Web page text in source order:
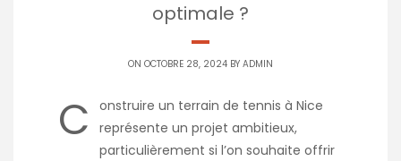
optimale ?
ON OCTOBRE 28, 2024 BY ADMIN
C
onstruire un terrain de tennis à Nice
représente un projet ambitieux,
particulièrement si l’on souhaite offrir